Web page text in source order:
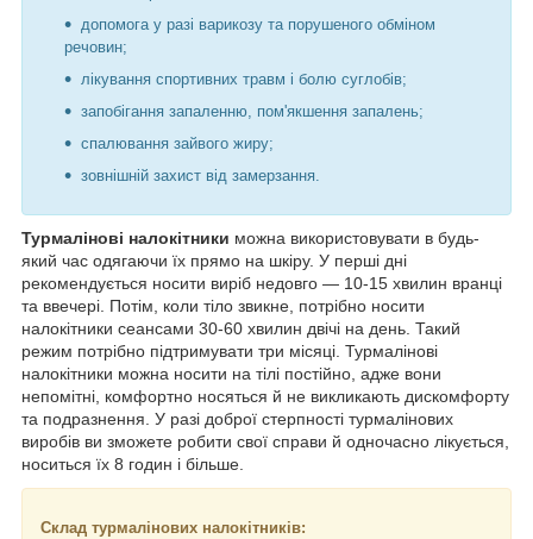
допомога у разі варикозу та порушеного обміном
речовин;
лікування спортивних травм і болю суглобів;
запобігання запаленню, пом'якшення запалень;
спалювання зайвого жиру;
зовнішній захист від замерзання.
Турмалінові налокітники можна використовувати в будь-
який час одягаючи їх прямо на шкіру. У перші дні
рекомендується носити виріб недовго — 10-15 хвилин вранці
та ввечері. Потім, коли тіло звикне, потрібно носити
налокітники сеансами 30-60 хвилин двічі на день. Такий
режим потрібно підтримувати три місяці. Турмалінові
налокітники можна носити на тілі постійно, адже вони
непомітні, комфортно носяться й не викликають дискомфорту
та подразнення. У разі доброї стерпності турмалінових
виробів ви зможете робити свої справи й одночасно лікується,
носиться їх 8 годин і більше.
Склад турмалінових налокітників: